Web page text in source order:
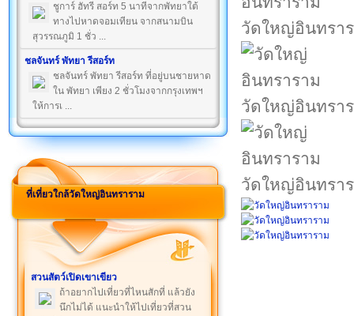
ชูการ์ ฮัทรี สอร์ท 5 นาทีจากพัทยาใต้
ทางไปหาดจอมเทียน จากสนามบิน
สุวรรณภูมิ 1 ชั่ว ...
ชลจันทร์ พัทยา รีสอร์ท
ชลจันทร์ พัทยา รีสอร์ท ที่อยู่บนชายหาด
ใน พัทยา เพียง 2 ชั่วโมงจากกรุงเทพฯ
ให้การเ ...
ที่เที่ยวใกล้วัดใหญ่อินทราราม
สวนสัตว์เปิดเขาเขียว
ถ้าอยากไปเที่ยวที่ไหนสักที่ แล้วยัง
นึกไม่ได้ แนะนำให้ไปเที่ยวที่สวน
วัดใหญ่อินทรา
วัดใหญ่อินทรา
วัดใหญ่อินทรา